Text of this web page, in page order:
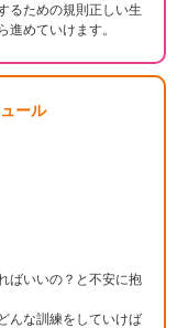
るための規則正しい生
めていけます。
ール
ばいいの？と不安に抱
んな訓練をしていけば